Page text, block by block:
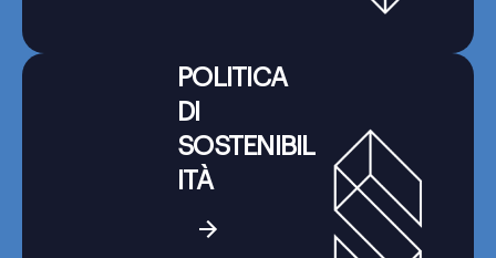
POLITICA
DI
SOSTENIBIL
ITÀ